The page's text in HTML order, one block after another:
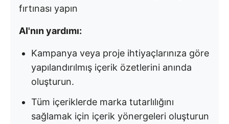
fırtınası yapın
AI'nın yardımı:
Kampanya veya proje ihtiyaçlarınıza göre
yapılandırılmış içerik özetlerini anında
oluşturun.
Tüm içeriklerde marka tutarlılığını
sağlamak için içerik yönergeleri oluşturun